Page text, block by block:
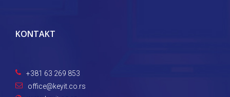
KONTAKT
+381 63 269 853
office@keyit.co.rs